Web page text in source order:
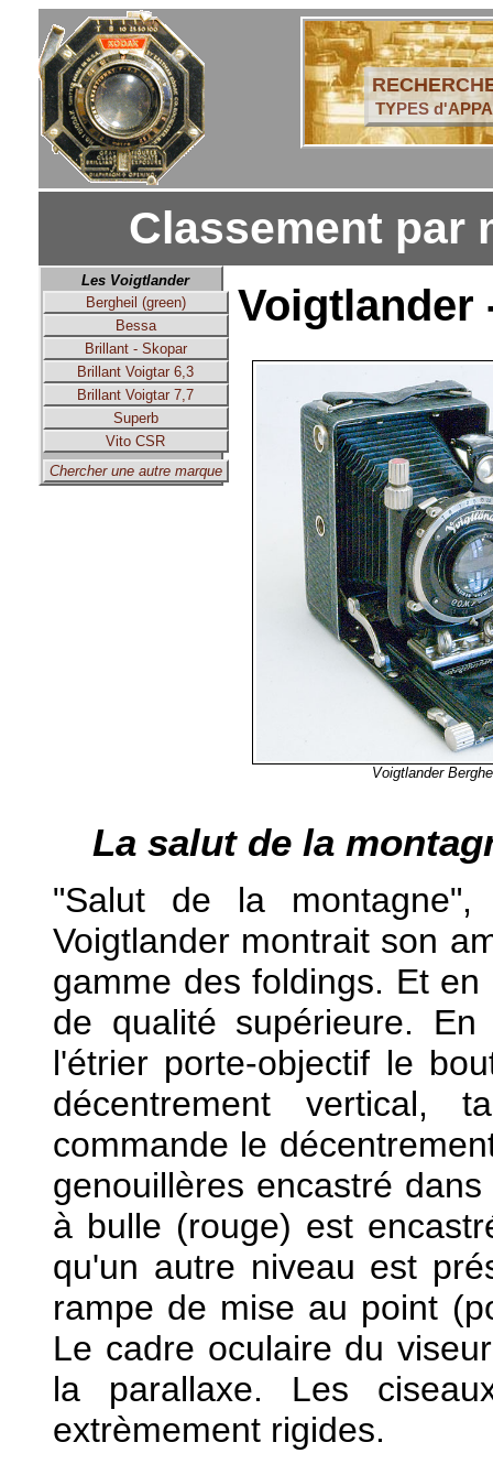
TYPES
Classement par
Les Voigtlander
Bergheil (green)
Bessa
Brillant - Skopar
Brillant Voigtar 6,3
Brillant Voigtar 7,7
Superb
Vito CSR
Chercher une autre marque
Voigtlander
Voigtlander
La salut de la
"Salut de la
Voigtlander montrait son
gamme des foldings. Et
de qualité supérieure.
l'étrier porte-objectif le
décentrement vertical,
commande le
genouillères encastré
à bulle (rouge) est
qu'un autre niveau est
rampe de mise au point
Le cadre oculaire du
la parallaxe. Les
extrèmement rigides.